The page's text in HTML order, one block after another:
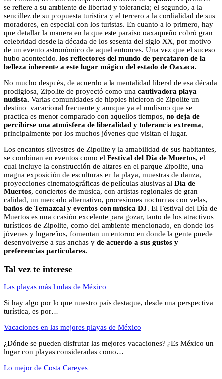
se refiere a su ambiente de libertad y tolerancia; el segundo, a la
sencillez de su propuesta turística y el tercero a la cordialidad de sus
moradores, en especial con los turistas. En cuanto a lo primero, hay
que detallar la manera en la que este paraíso oaxaqueño cobró gran
celebridad desde la década de los sesenta del siglo XX, por motivo
de un evento astronómico de aquel entonces. Una vez que el suceso
hubo acontecido, los reflectores del mundo de percataron de la
belleza inherente a este lugar mágico del estado de Oaxaca.
No mucho después, de acuerdo a la mentalidad liberal de esa década
prodigiosa, Zipolite de proyectó como una cautivadora playa
nudista. Varias comunidades de hippies hicieron de Zipolite un
destino vacacional frecuente y aunque ya el nudismo que se
practica es menor comparado con aquellos tiempos, no deja de
percibirse una atmósfera de liberalidad y tolerancia extrema,
principalmente por los muchos jóvenes que visitan el lugar.
Los encantos silvestres de Zipolite y la amabilidad de sus habitantes,
se combinan en eventos como el Festival del Día de Muertos, el
cual incluye la construcción de altares en el parque Zipolite, una
magna exposición de esculturas en la playa, muestras de danza,
proyecciones cinematográficas de películas alusivas al Día de
Muertos, conciertos de música, con artistas regionales de gran
calidad, un mercado alternativo, procesiones nocturnas con velas,
baños de Temazcal y eventos con música DJ. El Festival del Día de
Muertos es una ocasión excelente para gozar, tanto de los atractivos
turísticos de Zipolite, como del ambiente mencionado, en donde los
jóvenes y lugareños, fomentan un entorno en donde la gente puede
desenvolverse a sus anchas y de acuerdo a sus gustos y
preferencias particulares.
Tal vez te interese
Las playas más lindas de México
Si hay algo por lo que nuestro país destaque, desde una perspectiva
turística, es por…
Vacaciones en las mejores playas de México
¿Dónde se pueden disfrutar las mejores vacaciones? ¿Es México un
lugar con playas consideradas como…
Lo mejor de Costa Careyes